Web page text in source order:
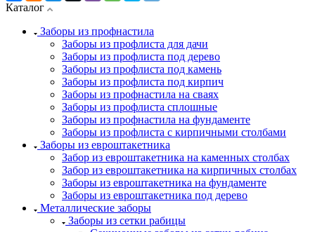
Каталог
Заборы из профнастила
Заборы из профлиста для дачи
Заборы из профлиста под дерево
Заборы из профлиста под камень
Заборы из профлиста под кирпич
Заборы из профнастила на сваях
Заборы из профлиста сплошные
Заборы из профнастила на фундаменте
Заборы из профлиста с кирпичными столбами
Заборы из евроштакетника
Забор из евроштакетника на каменных столбах
Забор из евроштакетника на кирпичных столбах
Заборы из евроштакетника на фундаменте
Заборы из евроштакетника под дерево
Металлические заборы
Заборы из сетки рабицы